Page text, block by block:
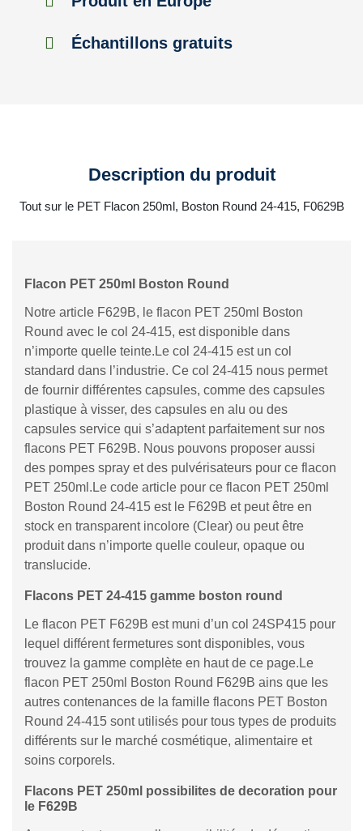
Échantillons gratuits
Description du produit
Tout sur le PET Flacon 250ml, Boston Round 24-415, F0629B
Flacon PET 250ml Boston Round
Notre article F629B, le flacon PET 250ml Boston
Round avec le col 24-415, est disponible dans
n’importe quelle teinte.Le col 24-415 est un col
standard dans l’industrie. Ce col 24-415 nous permet
de fournir différentes capsules, comme des capsules
plastique à visser, des capsules en alu ou des
capsules service qui s’adaptent parfaitement sur nos
flacons PET F629B. Nous pouvons proposer aussi
des pompes spray et des pulvérisateurs pour ce flacon
PET 250ml.Le code article pour ce flacon PET 250ml
Boston Round 24-415 est le F629B et peut être en
stock en transparent incolore (Clear) ou peut être
produit dans n’importe quelle couleur, opaque ou
translucide.
Flacons PET 24-415 gamme boston round
Le flacon PET F629B est muni d’un col 24SP415 pour
lequel différent fermetures sont disponibles, vous
trouvez la gamme complète en haut de ce page.Le
flacon PET 250ml Boston Round F629B ains que les
autres contenances de la famille flacons PET Boston
Round 24-415 sont utilisés pour tous types de produits
différents sur le marché cosmétique, alimentaire et
soins corporels.
Flacons PET 250ml possibilites de decoration pour
le F629B